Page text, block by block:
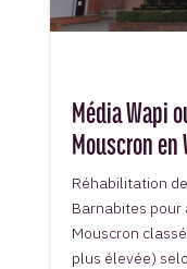
Média Wapi
Mouscron en
Réhabilitation
Barnabites
Mouscron
plus élevée)